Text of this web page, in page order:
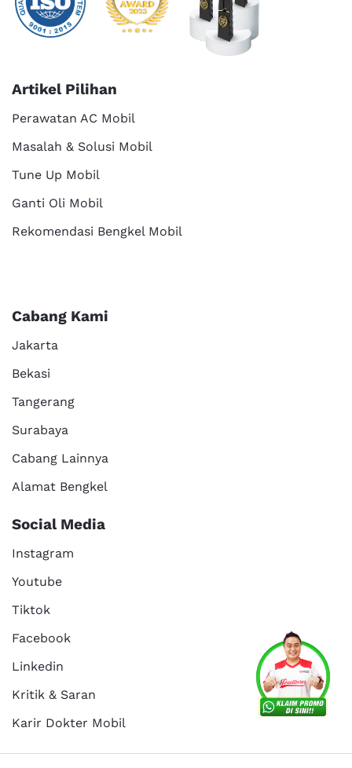
Artikel Pilihan
Perawatan AC Mobil
Masalah & Solusi Mobil
Tune Up Mobil
Ganti Oli Mobil
Rekomendasi Bengkel Mobil
Cabang Kami
Jakarta
Bekasi
Tangerang
Surabaya
Cabang Lainnya
Alamat Bengkel
Social Media
Instagram
Youtube
Tiktok
Facebook
Linkedin
Kritik & Saran
Karir Dokter Mobil